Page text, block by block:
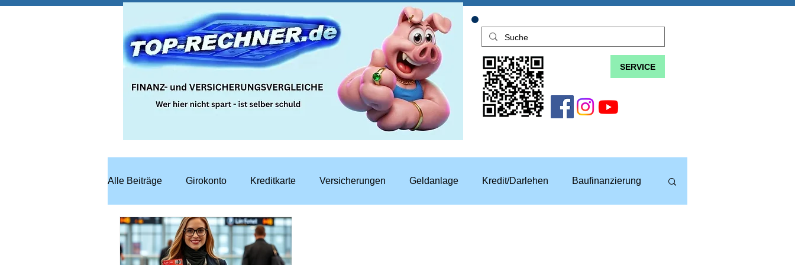
SERVICE
Alle Beiträge Girokonto Kreditkarte Versicherungen Geldanlage Kredit/Darlehen Baufinanzierung
Steuern Recht Bausparen